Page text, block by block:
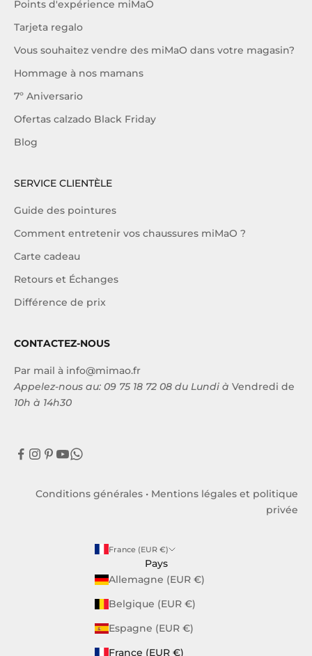
Points d'expérience miMaO
Tarjeta regalo
Vous souhaitez vendre des miMaO dans votre magasin?
Hommage à nos mamans
7º Aniversario
Ofertas calzado Black Friday
Blog
SERVICE CLIENTÈLE
Guide des pointures
Comment entretenir vos chaussures miMaO ?
Carte cadeau
Retours et Échanges
Différence de prix
CONTACTEZ-NOUS
Par mail à info@mimao.fr
Appelez-nous au: 09 75 18 72 08 du Lundi à Vendredi de
10h à 14h30
Conditions générales • Mentions légales et politique
privée
France (EUR €)
Pays
Allemagne (EUR €)
Belgique (EUR €)
Espagne (EUR €)
France (EUR €)